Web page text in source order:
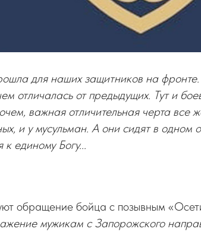
для наших защитников на
отличалась от предыдущих. Тут и
важная отличительная черта все
и у мусульман. А они сидят в одном
единому Богу...
обращение бойца с позывным
мужикам с Запорожского